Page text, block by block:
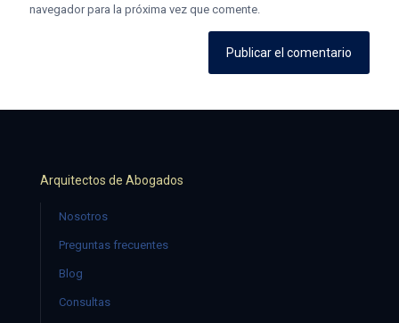
navegador para la próxima vez que comente.
Arquitectos de Abogados
Nosotros
Preguntas frecuentes
Blog
Consultas